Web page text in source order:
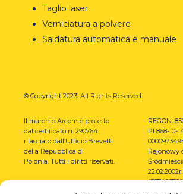
Taglio laser
Verniciatura a polvere
Saldatura automatica e manuale
© Copyright 2023. All Rights Reserved.
Il marchio Arcom è protetto
dal certificato n. 290764
rilasciato dall’Ufficio Brevetti
della Repubblica di
Polonia. Tutti i diritti riservati.
REGON:
PL868-10-
Rejonowy